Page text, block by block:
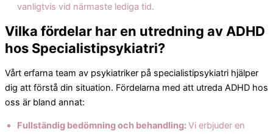
vanligtvis vid närmaste lediga tid.
Vilka fördelar har en utredning av ADHD
hos Specialistipsykiatri?
Vårt erfarna team av psykiatriker på specialistipsykiatri hjälper
dig att förstå din situation. Fördelarna med att utreda ADHD hos
oss är bland annat:
Fullständig bedömning och behandling:Vi erbjuder en